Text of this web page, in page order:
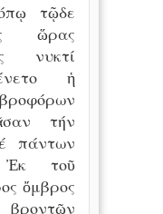
τῷδε
ὥρας
νυκτί
ἡ
τήν
πάντων
τοῦ
ὄμβρος